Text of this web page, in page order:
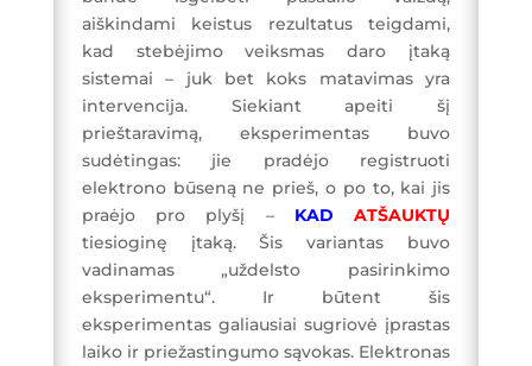
aiškindami keistus rezultatus teigdami,
kad stebėjimo veiksmas daro įtaką
sistemai – juk bet koks matavimas yra
intervencija. Siekiant apeiti šį
prieštaravimą, eksperimentas buvo
sudėtingas: jie pradėjo registruoti
elektrono būseną ne prieš, o po to, kai jis
praėjo pro plyšį – KAD
ATŠAUKTŲ
tiesioginę įtaką. Šis variantas buvo
vadinamas „uždelsto pasirinkimo
eksperimentu“. Ir būtent šis
eksperimentas galiausiai sugriovė įprastas
laiko ir priežastingumo sąvokas. Elektronas